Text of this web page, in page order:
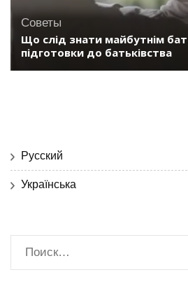
Советы
Що слід знати майбутнім
підготовки до батьківства
Русский
Українська
Найти: